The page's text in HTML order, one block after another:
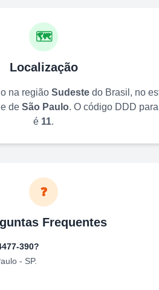
🗺️
Localização
na região Sudeste do Brasil, no
de São Paulo. O código DDD
é 11.
❓
Frequentes
390?
- SP.